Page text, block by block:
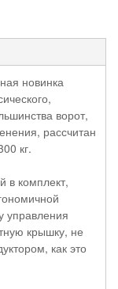
новинка
ворот,
рассчитан
кг.
в комплект,
управления
крышку, не
как это